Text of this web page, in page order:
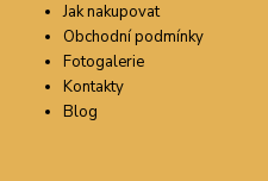
Jak nakupovat
Obchodní podmínky
Fotogalerie
Kontakty
Blog